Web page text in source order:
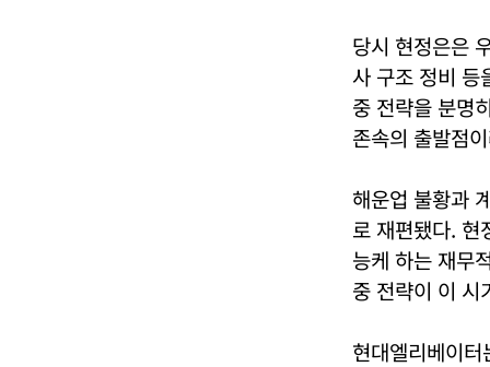
당시 현정은은
사 구조 정비 등
중 전략을 분명
존속의 출발점
해운업 불황과
로 재편됐다. 현
능케 하는 재무
중 전략이 이 시
현대엘리베이